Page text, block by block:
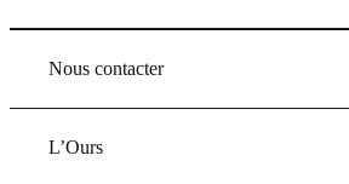
Nous contacter
L’Ours